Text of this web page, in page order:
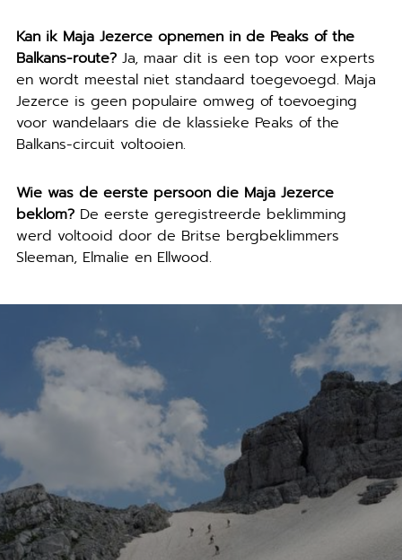
Kan ik Maja Jezerce opnemen in de Peaks of the
Balkans-route?Ja, maar dit is een top voor experts
en wordt meestal niet standaard toegevoegd. Maja
Jezerce is geen populaire omweg of toevoeging
voor wandelaars die de klassieke Peaks of the
Balkans-circuit voltooien.
Wie was de eerste persoon die Maja Jezerce
beklom?De eerste geregistreerde beklimming
werd voltooid door de Britse bergbeklimmers
Sleeman, Elmalie en Ellwood.